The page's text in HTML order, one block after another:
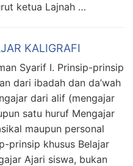
ketua Lajnah …
KALIGRAFI
Syarif I. Prinsip-prinsip
dari ibadah dan da’wah
dari alif (mengajar
satu huruf Mengajar
maupun personal
prinsip khusus Belajar
Ajari siswa, bukan